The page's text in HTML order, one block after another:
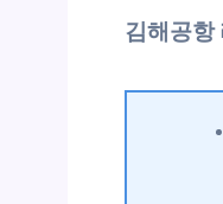
김해공항